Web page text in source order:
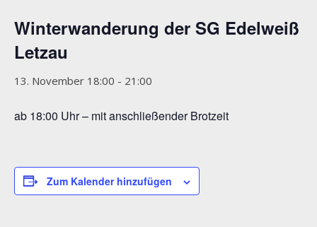
Winterwanderung der SG Edelweiß
Letzau
13. November 18:00 - 21:00
ab 18:00 Uhr – mit anschließender Brotzeit
Zum Kalender hinzufügen